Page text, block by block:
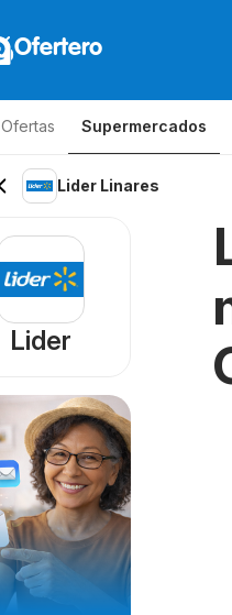
Ofertero
Ofertas Supermercados
Lider Linares
Lider